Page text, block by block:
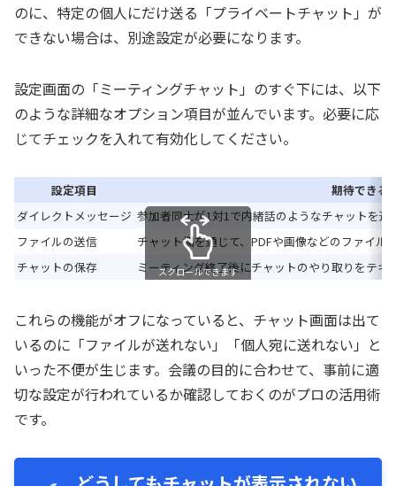
のに、特定の個人にだけ送る「プライベートチャット」が
できない場合は、別途設定が必要になります。
設定画面の「ミーティングチャット」のすぐ下には、以下
のような詳細なオプション項目が並んでいます。必要に応
じてチェックを入れて有効化してください。
設定項目
期待できる
ダイレクトメッセージ 参加者同士が1対1で内緒話のようなチャットを送
ファイルの送信
チャット欄を通じて、PDFや画像などのファイル
チャットの保存
ミーティング終了後にチャットのやり取りをテ
スクロールできます
これらの機能がオフになっていると、チャット画面は出て
いるのに「ファイルが送れない」「個人宛に送れない」と
いった不便が生じます。会議の目的に合わせて、事前に適
切な設定が行われているか確認しておくのがプロの活用術
です。